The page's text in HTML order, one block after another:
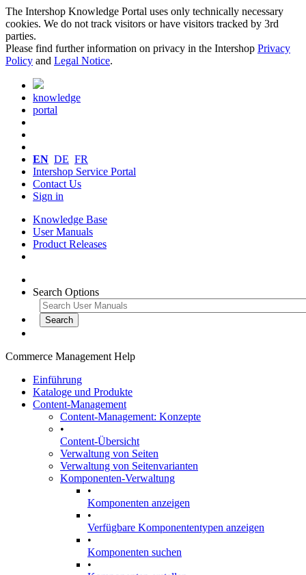
The Intershop Knowledge Portal uses only technically necessary
cookies. We do not track visitors or have visitors tracked by 3rd
parties.
Please find further information on privacy in the Intershop Privacy
Policy and Legal Notice.
knowledge
portal
EN DE FR
Intershop Service Portal
Contact Us
Sign in
Knowledge Base
User Manuals
Product Releases
Search Options
Commerce Management Help
Einführung
Kataloge und Produkte
Content-Management
Content-Management: Konzepte
•
Content-Übersicht
Verwaltung von Seiten
Verwaltung von Seitenvarianten
Komponenten-Verwaltung
•
Komponenten anzeigen
•
Verfügbare Komponententypen anzeigen
•
Komponenten suchen
•